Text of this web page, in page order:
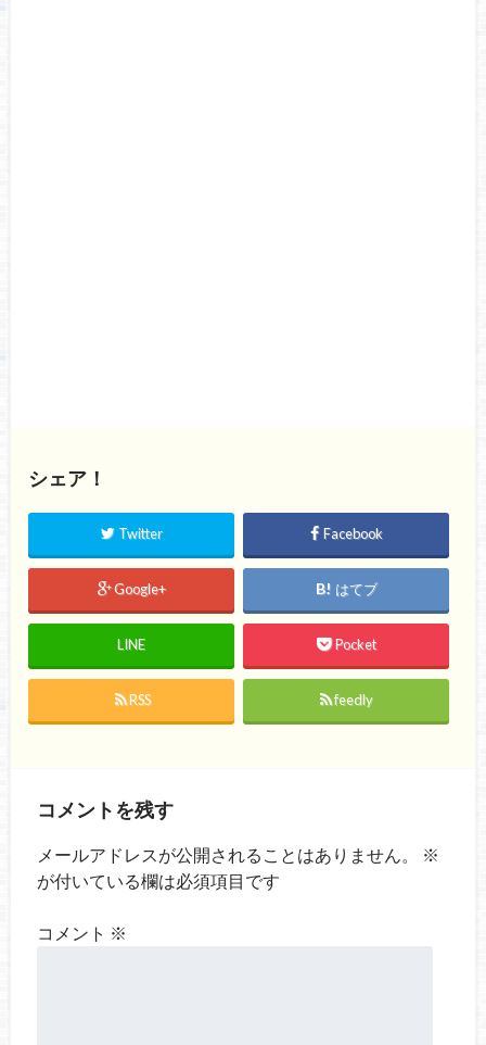
シェア！
Twitter Facebook
Google+ はてブ
LINE Pocket
RSS feedly
コメントを残す
メールアドレスが公開されることはありません。
※
が付いている欄は必須項目です
コメント ※